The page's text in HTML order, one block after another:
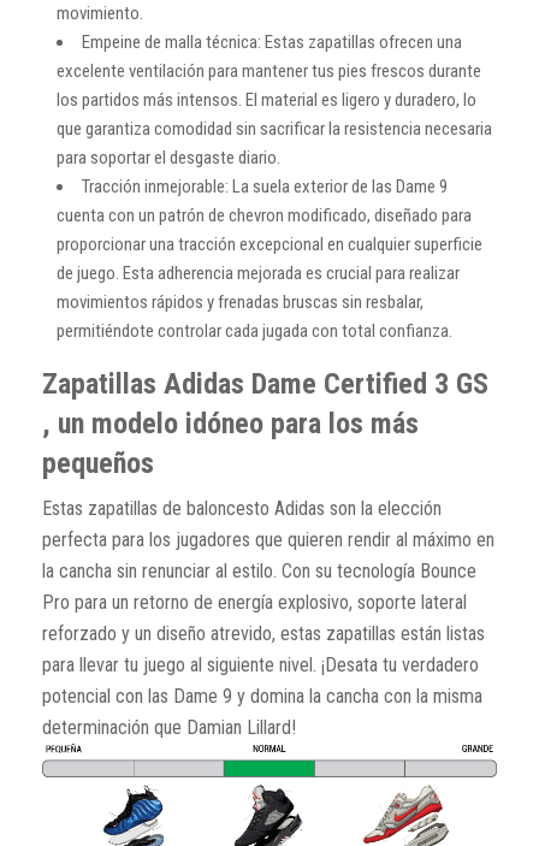
movimiento.
Empeine de malla técnica: Estas zapatillas ofrecen una
excelente ventilación para mantener tus pies frescos durante
los partidos más intensos. El material es ligero y duradero, lo
que garantiza comodidad sin sacrificar la resistencia necesaria
para soportar el desgaste diario.
Tracción inmejorable: La suela exterior de las Dame 9
cuenta con un patrón de chevron modificado, diseñado para
proporcionar una tracción excepcional en cualquier superficie
de juego. Esta adherencia mejorada es crucial para realizar
movimientos rápidos y frenadas bruscas sin resbalar,
permitiéndote controlar cada jugada con total confianza.
Zapatillas Adidas Dame Certified 3 GS
, un modelo idóneo para los más
pequeños
Estas zapatillas de baloncesto Adidas son la elección
perfecta para los jugadores que quieren rendir al máximo en
la cancha sin renunciar al estilo. Con su tecnología Bounce
Pro para un retorno de energía explosivo, soporte lateral
reforzado y un diseño atrevido, estas zapatillas están listas
para llevar tu juego al siguiente nivel. ¡Desata tu verdadero
potencial con las Dame 9 y domina la cancha con la misma
determinación que Damian Lillard!